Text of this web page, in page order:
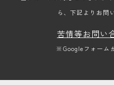
ら、下記よりお問
苦情等お問い
※Googleフォーム